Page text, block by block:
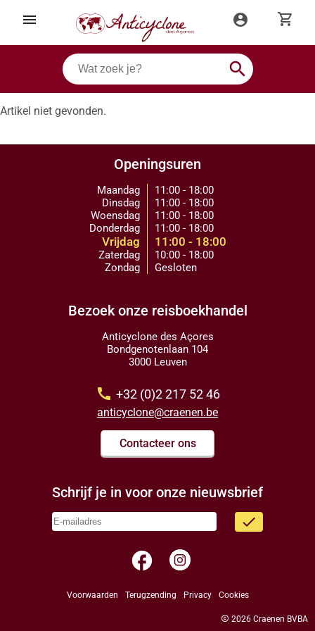
menu account_circle shopping_cart
search
Artikel niet gevonden.
Openingsuren
Maandag
Dinsdag
Woensdag
Donderdag
Vrijdag
Zaterdag
Zondag
11:00 - 18:00
11:00 - 18:00
11:00 - 18:00
11:00 - 18:00
11:00 - 18:00
10:00 - 18:00
Gesloten
Bezoek onze reisboekhandel
Anticyclone des Açores
Bondgenotenlaan 104
3000 Leuven
call +32 (0)2 217 52 46
anticyclone@craenen.be
Contacteer ons
Schrijf je in voor onze nieuwsbrief
done
facebook
Voorwaarden Terugzending Privacy Cookies
copyright 2026 Craenen BVBA